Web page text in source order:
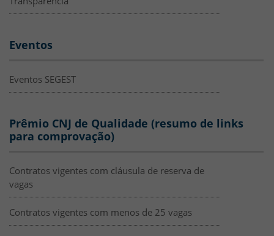
Eventos
Eventos SEGEST
Prêmio CNJ de Qualidade (resumo de links
para comprovação)
Contratos vigentes com cláusula de reserva de
vagas
Contratos vigentes com menos de 25 vagas